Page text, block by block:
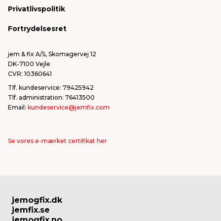
Privatlivspolitik
Fortrydelsesret
jem & fix A/S, Skomagervej 12
DK-7100 Vejle
CVR: 10360641
Tlf. kundeservice: 79425942
Tlf. administration: 76413500
Email: kundeservice@jemfix.com
Se vores e-mærket certifikat her
jemogfix.dk
jemfix.se